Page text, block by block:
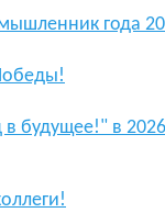
года
в будущее!" в 2026